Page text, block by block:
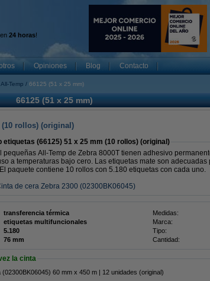
24 horas!
Opiniones Blog Contacto
Temp 66125 (51 x 25 mm)
66125 (51 x 25 mm)
(10 rollos) (original)
etiquetas (66125) 51 x 25 mm (10 rollos) (original)
pequeñas All-Temp de Zebra 8000T tienen adhesivo
a temperaturas bajo cero. Las etiquetas mate son
paquete contiene 10 rollos con 5.180 etiquetas con cada uno.
de cera Zebra 2300 (02300BK06045)
transferencia térmica Medidas:
etiquetas multifuncionales Marca:
5.180 Tipo:
76 mm Cantidad:
la cinta
60 mm x 450 m | 12 unidades (original)